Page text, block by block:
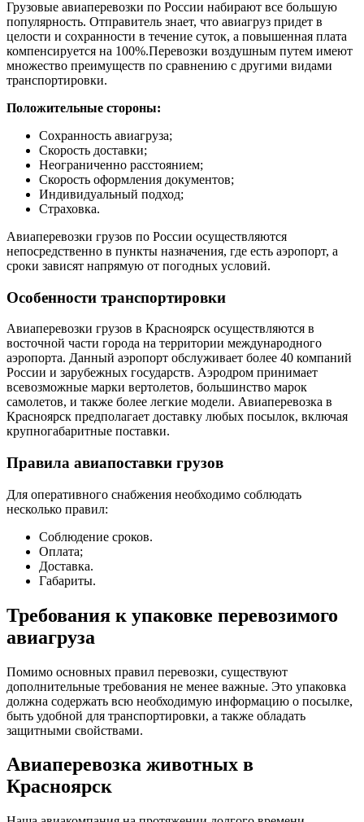
Грузовые авиаперевозки по России набирают все большую
популярность. Отправитель знает, что авиагруз придет в
целости и сохранности в течение суток, а повышенная плата
компенсируется на 100%.Перевозки воздушным путем имеют
множество преимуществ по сравнению с другими видами
транспортировки.
Положительные стороны:
Сохранность авиагруза;
Скорость доставки;
Неограниченно расстоянием;
Скорость оформления документов;
Индивидуальный подход;
Страховка.
Авиаперевозки грузов по России осуществляются
непосредственно в пункты назначения, где есть аэропорт, а
сроки зависят напрямую от погодных условий.
Особенности транспортировки
Авиаперевозки грузов в Красноярск осуществляются в
восточной части города на территории международного
аэропорта. Данный аэропорт обслуживает более 40 компаний
России и зарубежных государств. Аэродром принимает
всевозможные марки вертолетов, большинство марок
самолетов, и также более легкие модели. Авиаперевозка в
Красноярск предполагает доставку любых посылок, включая
крупногабаритные поставки.
Правила авиапоставки грузов
Для оперативного снабжения необходимо соблюдать
несколько правил:
Соблюдение сроков.
Оплата;
Доставка.
Габариты.
Требования к упаковке перевозимого
авиагруза
Помимо основных правил перевозки, существуют
дополнительные требования не менее важные. Это упаковка
должна содержать всю необходимую информацию о посылке,
быть удобной для транспортировки, а также обладать
защитными свойствами.
Авиаперевозка животных в
Красноярск